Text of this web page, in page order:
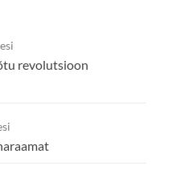
revolutsioon